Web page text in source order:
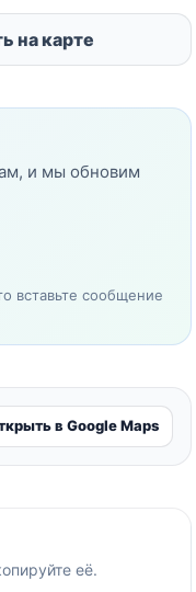
на карте
и мы обновим
вставьте сообщение
в Google Maps
её.